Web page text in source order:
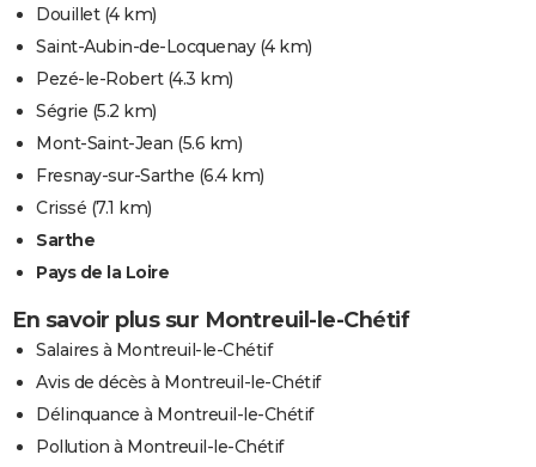
Douillet(4 km)
Saint-Aubin-de-Locquenay(4 km)
Pezé-le-Robert(4.3 km)
Ségrie (5.2 km)
Mont-Saint-Jean (5.6 km)
Fresnay-sur-Sarthe (6.4 km)
Crissé (7.1 km)
Sarthe
Pays de la Loire
En savoir plus sur Montreuil-le-Chétif
Salaires à Montreuil-le-Chétif
Avis de décès à Montreuil-le-Chétif
Délinquance à Montreuil-le-Chétif
Pollution à Montreuil-le-Chétif